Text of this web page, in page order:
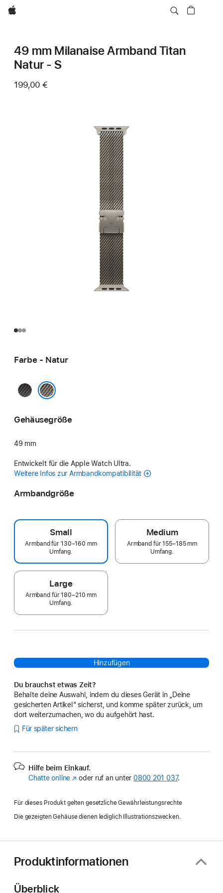
Apple
49 mm Milanaise Armband Titan
Natur ‑ S
199,00 €
Farbe - Natur
Schwarz
Gehäusegröße
49 mm
Entwickelt für die Apple Watch Ultra.
Weitere Infos zur Armbandkompatibilität
Armbandgröße
Small
Armband für 130–160 mm
Umfang.
Medium
Armband für 155–185 mm
Umfang.
Large
Armband für 180–210 mm
Umfang.
Hinzufügen
Du brauchst etwas Zeit?
Behalte deine Auswahl, indem du dieses Gerät in „Deine
gesicherten Artikel“ sicherst, und komme später zurück, um
dort weiterzumachen, wo du aufgehört hast.
Für später sichern
Hilfe beim Einkauf.
Chatte online (Öffnet
Fenster)
oder ruf an unter 0800 201 037.
Für dieses Produkt gelten gesetzliche Gewährleistungsrechte
Die gezeigten Gehäuse dienen lediglich Illustrationszwecken.
Produktinformationen
Überblick